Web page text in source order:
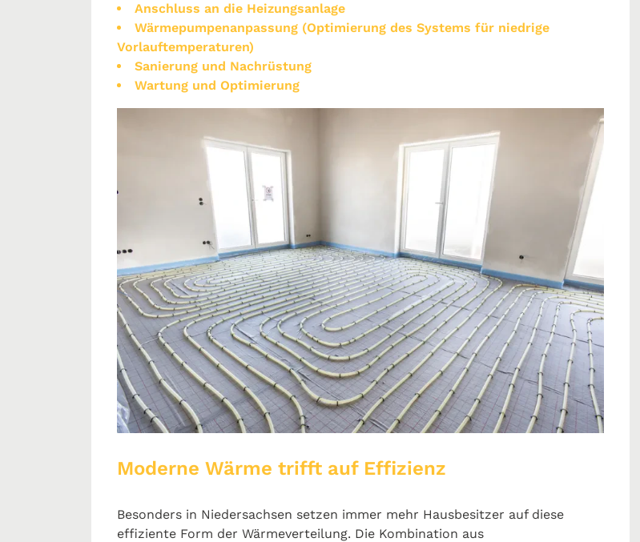
Anschluss an die Heizungsanlage
Wärmepumpenanpassung (Optimierung des Systems für niedrige
Vorlauftemperaturen)
Sanierung und Nachrüstung
Wartung und Optimierung
Moderne Wärme trifft auf Effizienz
Besonders in Niedersachsen setzen immer mehr Hausbesitzer auf diese
effiziente Form der Wärmeverteilung. Die Kombination aus